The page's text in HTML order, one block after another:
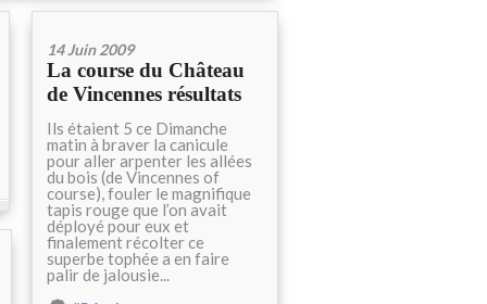
14 Juin 2009
La course du Château
de Vincennes résultats
Ils étaient 5 ce Dimanche
matin à braver la canicule
pour aller arpenter les allées
du bois (de Vincennes of
course), fouler le magnifique
tapis rouge que l’on avait
déployé pour eux et
finalement récolter ce
superbe tophée a en faire
palir de jalousie...